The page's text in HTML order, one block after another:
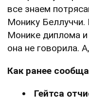
все знаем
Монику Беллуччи.
Монике диплома
она не говорила.
Как ранее
Гейтса